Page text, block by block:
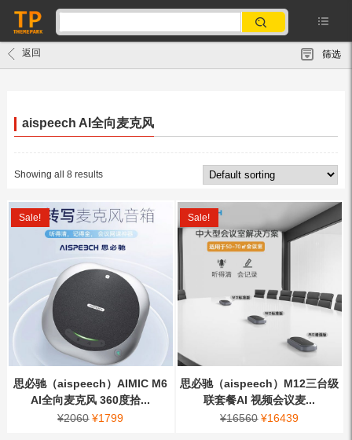
返回 筛选
aispeech AI全向麦克风
Showing all 8 results
Sale!
思必驰（aispeech）AIMIC M6
AI全向麦克风 360度拾...
¥2060 ¥1799
Sale!
思必驰（aispeech）M12三台级
联套餐AI 视频会议麦...
¥16560 ¥16439